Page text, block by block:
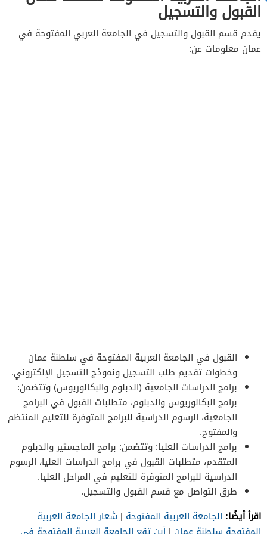
القبول والتسجيل
يقدم قسم القبول والتسجيل في الجامعة العربي المفتوحة في
عمان معلومات عن:
القبول في الجامعة العربية المفتوحة في سلطنة عمان
وخطوات تقديم طلب التسجيل ونموذج التسجيل الإلكتروني.
برامج الدراسات الجامعية (الدبلوم والبكالوريوس) وتتضمن:
برامج البكالوريوس والدبلوم، متطلبات القبول في البرامج
الجامعية، الرسوم الدراسية للبرامج المتوفرة للتعليم المنتظم
والمفتوح.
برامج الدراسات العليا: وتتضمن: برامج الماجستير والدبلوم
المتقدم، متطلبات القبول في برامج الدراسات العليا، الرسوم
الدراسية للبرامج المتوفرة للتعليم في المراحل العليا.
طرق التواصل مع قسم القبول والتسجيل.
اقرأ أيضًا: الجامعة العربية المفتوحة | شعار الجامعة العربية